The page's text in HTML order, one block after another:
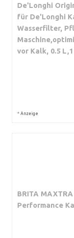
De'Longhi
für De'Longhi
Wasserfilter,
vor Kalk, 0.5
* Anzeige
BRITA
Performance